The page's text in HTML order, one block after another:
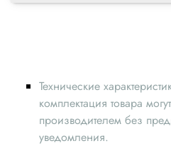
Технические
комплектация товара
производителем без
уведомления.